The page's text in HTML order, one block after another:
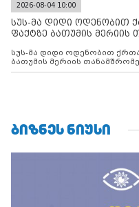
2026-08-04 10:00
სუს-მა დიდი ოდენობით
ფაქტზე ბათუმის მერიის
სუს-მა დიდი ოდენობით ქრთამის მოთხოვნისა და აღების ფაქტზე
ბათუმის მერიის
ᲑᲘᲖᲜᲔᲡ ᲜᲘᲣᲡᲘ